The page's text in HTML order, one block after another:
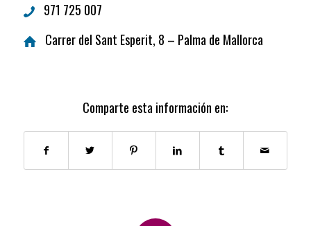
971 725 007
Carrer del Sant Esperit, 8 – Palma de Mallorca
Comparte esta información en: